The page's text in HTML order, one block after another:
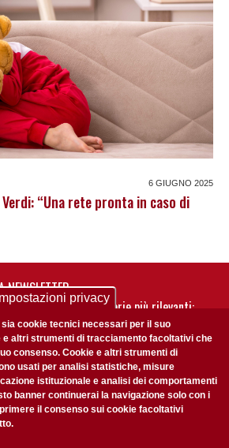
6 GIUGNO 2025
“Una rete pronta in caso di
NEWSLETTER
per te nostre storie più rilevanti:
della nostra newsletter
Impostazioni privacy
cookie tecnici necessari per il suo
e altri strumenti di tracciamento facoltativi che
consenso. Cookie e altri strumenti di
usati per analisi statistiche, misure
istituzionale e analisi dei comportamenti
banner continuerai la navigazione solo con i
il consenso sui cookie facoltativi